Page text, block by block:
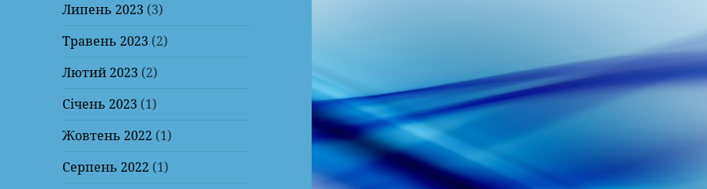
Липень 2023 (3)
Травень 2023 (2)
Лютий 2023 (2)
Січень 2023 (1)
Жовтень 2022 (1)
Серпень 2022 (1)